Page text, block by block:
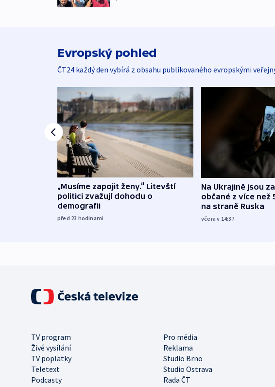
Evropský pohled
ČT24 každý den vybírá z obsahu publikovaného evropskými
„Musíme zapojit ženy.“ Litevští
politici zvažují dohodu o
demografii
před 23 hodinami
Na Ukrajině jsou
občané z více než
na straně Ruska
včera v 14:37
TV program
Pro média
Živé vysílání
Reklama
TV poplatky
Studio Brno
Teletext
Studio Ostrava
Podcasty
Rada ČT